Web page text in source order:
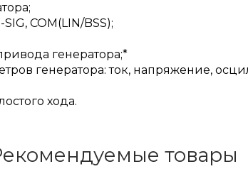
COM(LIN/BSS);
генератора;*
генератора: ток, напряжение,
хода.
товары